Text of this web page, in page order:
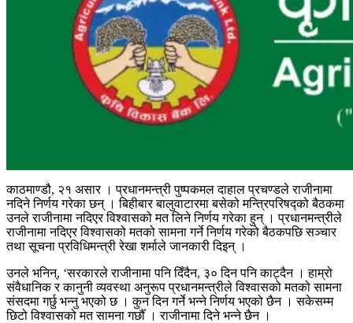
काठमाण्डौ, २१ असार । प्रधानमन्त्री पुष्पकमल दाहाल प्रचण्डले राजीनामा
नदिने निर्णय गरेका छन् । बिहीबार बालुवाटारमा बसेको मन्त्रिपरिषद्को बैठकमा
उनले राजीनामा नदिएर विश्वासको मत लिने निर्णय गरेका हुन् । प्रधानमन्त्रीले
राजीनामा नदिएर विश्वासको मतको सामना गर्ने निर्णय गरेको बैठकपछि सञ्चार
तथा सूचना प्रविधिमन्त्री रेखा शर्माले जानकारी दिइन् ।
उनले भनिन्, ‘सरकारले राजीनामा पनि दिँदैन, ३० दिन पनि काट्दैन । हाम्रो
संवैधानिक र कानुनी व्यवस्था अनुरूप प्रधानमन्त्रीले विश्वासको मतको सामना
संसदमा गर्छु भन्नु भएको छ । कुन दिन गर्ने भन्ने निर्णय भएको छैन । सकेसम्म
छिटो विश्वासको मत सामना गर्छौँ । राजीनामा दिने भन्ने छैन ।